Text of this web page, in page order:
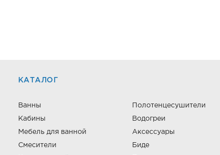
КАТАЛОГ
Ванны
Кабины
Мебель для ванной
Смесители
Полотенцесушители
Водогреи
Аксессуары
Биде